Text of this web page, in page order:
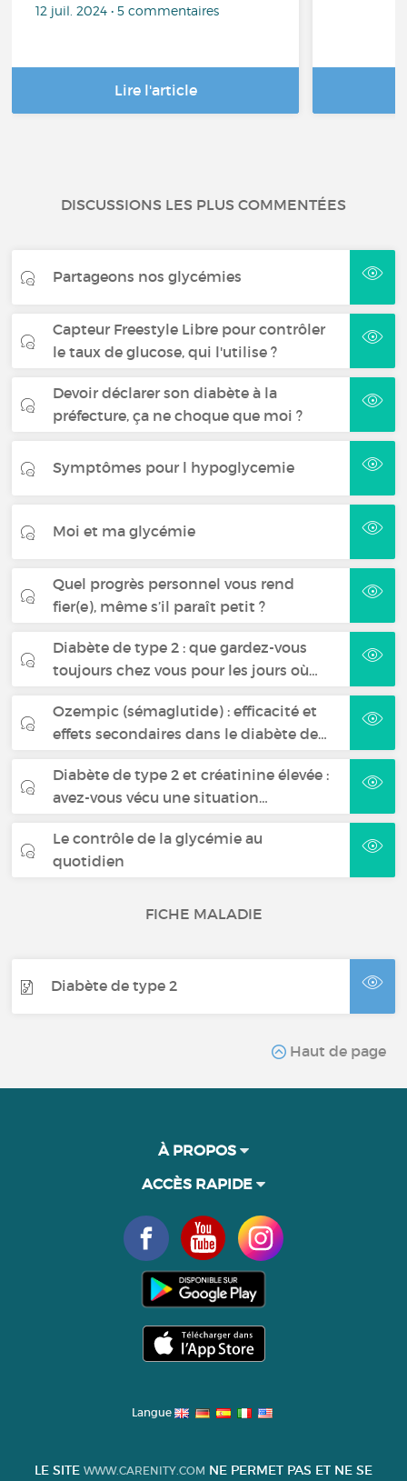
12 juil. 2024 • 5 commentaires
Lire l'article
DISCUSSIONS LES PLUS COMMENTÉES
Partageons nos glycémies
Capteur Freestyle Libre pour contrôler
le taux de glucose, qui l'utilise ?
Devoir déclarer son diabète à la
préfecture, ça ne choque que moi ?
Symptômes pour l hypoglycemie
Moi et ma glycémie
Quel progrès personnel vous rend
fier(e), même s’il paraît petit ?
Diabète de type 2 : que gardez-vous
toujours chez vous pour les jours où…
Ozempic (sémaglutide) : efficacité et
effets secondaires dans le diabète de…
Diabète de type 2 et créatinine élevée :
avez-vous vécu une situation…
Le contrôle de la glycémie au
quotidien
FICHE MALADIE
Diabète de type 2
Haut de page
À PROPOS
ACCÈS RAPIDE
Langue
LE SITE WWW.CARENITY.COM NE PERMET PAS ET NE SE